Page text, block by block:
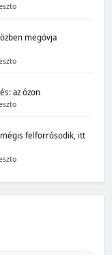
megóvja
az ózon
mégis felforrósodik, itt